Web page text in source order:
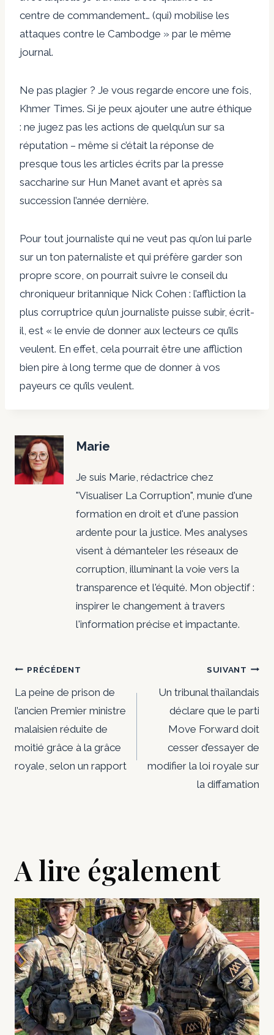
centre de commandement… (qui) mobilise les
attaques contre le Cambodge » par le même
journal.
Ne pas plagier ? Je vous regarde encore une fois,
Khmer Times. Si je peux ajouter une autre éthique
: ne jugez pas les actions de quelqu’un sur sa
réputation – même si c’était la réponse de
presque tous les articles écrits par la presse
saccharine sur Hun Manet avant et après sa
succession l’année dernière.
Pour tout journaliste qui ne veut pas qu’on lui parle
sur un ton paternaliste et qui préfère garder son
propre score, on pourrait suivre le conseil du
chroniqueur britannique Nick Cohen : l’affliction la
plus corruptrice qu’un journaliste puisse subir, écrit-
il, est « le envie de donner aux lecteurs ce qu’ils
veulent. En effet, cela pourrait être une affliction
bien pire à long terme que de donner à vos
payeurs ce qu’ils veulent.
Marie
Je suis Marie, rédactrice chez
"Visualiser La Corruption", munie d'une
formation en droit et d'une passion
ardente pour la justice. Mes analyses
visent à démanteler les réseaux de
corruption, illuminant la voie vers la
transparence et l'équité. Mon objectif :
inspirer le changement à travers
l'information précise et impactante.
Navigation
de
l’article
PRÉCÉDENT
La peine de prison de
l’ancien Premier ministre
malaisien réduite de
moitié grâce à la grâce
royale, selon un rapport
SUIVANT
Un tribunal thaïlandais
déclare que le parti
Move Forward doit
cesser d’essayer de
modifier la loi royale sur
la diffamation
A lire également